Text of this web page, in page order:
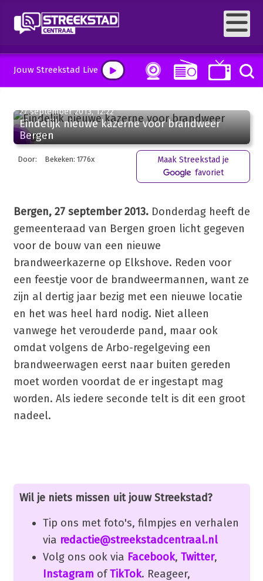
Jouw Streekstad Live
27 september 2013, 12:22
Eindelijk nieuwe kazerne voor brandweer
Bergen
Door: Bekeken: 1776x
Maak Streekstad je
favoriet
Bergen, 27 september 2013.Donderdag heeft de
gemeenteraad van Bergen groen licht gegeven
voor de bouw van een nieuwe
brandweerkazerne op Elkshove. Reden voor
een feestje voor de brandweermannen, want ze
zijn al dertig jaar bezig met een nieuwe locatie
en het was heel hard nodig. Niet alleen
vanwege het verouderde pand, maar ook
omdat volgens de Arbo-regelgeving een
brandweerwagen eerst naar buiten gereden
moet worden voordat de er ingestapt mag
worden. Als iedere seconde telt is dit een groot
nadeel.
Wil je niets missen uit jouw Streekstad?
Tip ons met foto's, filmpjes en verhalen
via redactie@streekstadcentraal.nl
Volg ons ook via Facebook, Twitter,
Instagram ofTikTok. Reageer,